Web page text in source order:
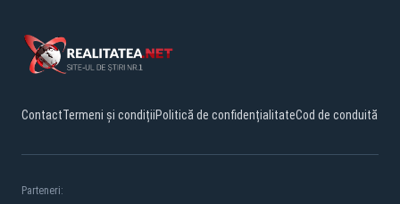
ContactTermeni și condițiiPolitică de confidențialitateCod de conduită
Parteneri: